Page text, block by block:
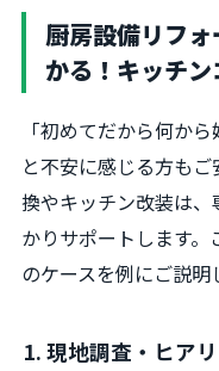
厨房設備リフ
かる！キッチ
「初めてだから何か
と不安に感じる方も
換やキッチン改装は
かりサポートします
のケースを例にご説明
1. 現地調査・ヒア